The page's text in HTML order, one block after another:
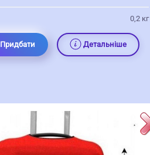
0,2 кг
Придбати Детальніше